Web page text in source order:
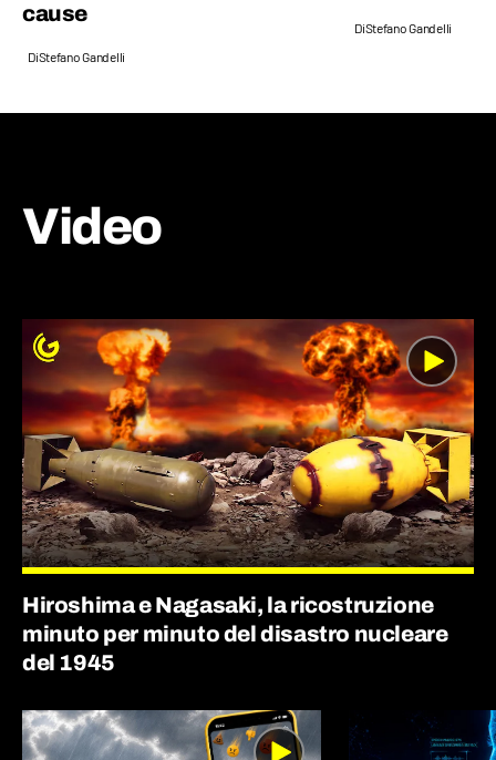
cause
DiStefano Gandelli
DiStefano Gandelli
Video
Hiroshima e Nagasaki, la ricostruzione
minuto per minuto del disastro nucleare
del 1945